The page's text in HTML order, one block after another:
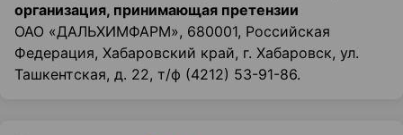
организация, принимающая претензии
ОАО «ДАЛЬХИМФАРМ», 680001, Российская
Федерация, Хабаровский край, г. Хабаровск, ул.
Ташкентская, д. 22, т/ф (4212) 53-91-86.